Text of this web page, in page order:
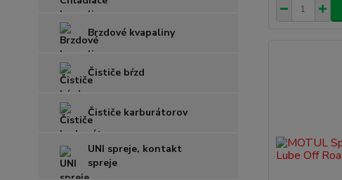
Brzdové kvapaliny
Čističe bŕzd
Čističe karburátorov
UNI spreje, kontakt
spreje